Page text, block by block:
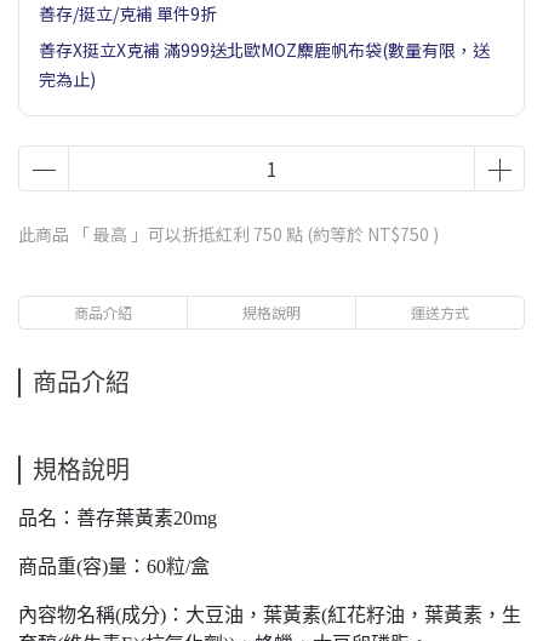
善存/挺立/克補 單件9折
善存X挺立X克補 滿999送北歐MOZ麋鹿帆布袋(數量有限，送
完為止)
此商品 「 最高 」可以折抵紅利 750 點 (約等於 NT$750 )
商品介紹 規格說明 運送方式
商品介紹
規格說明
品名：善存葉黃素20mg
商品重(容)量：60粒/盒
內容物名稱(成分)：大豆油，葉黃素(紅花籽油，葉黃素，生